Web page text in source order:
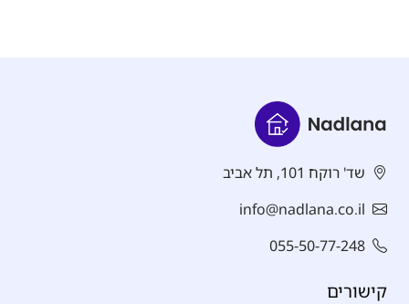
שד' רוקח 101, תל אביב
info@nadlana.co.il
055-50-77-248
קישורים